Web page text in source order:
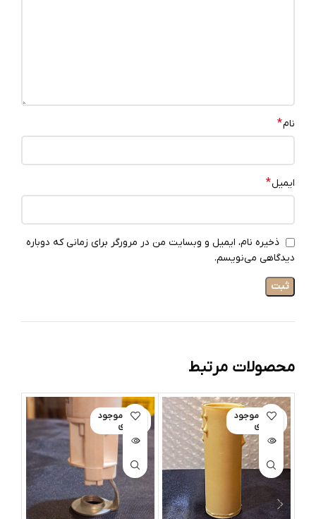
نام*
ایمیل*
ذخیره نام، ایمیل و وبسایت من در مرورگر برای زمانی که دوباره
دیدگاهی می‌نویسم.
محصولات مرتبط
اتمام موجود
ی
اتمام موجود
ی